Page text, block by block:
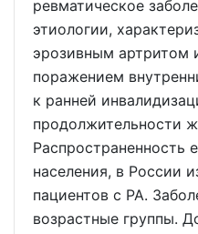
ревматическое
этиологии,
эрозивным артритом
поражением
к ранней
продолжительности
Распространенность
населения, в России
пациентов с РА.
возрастные группы.